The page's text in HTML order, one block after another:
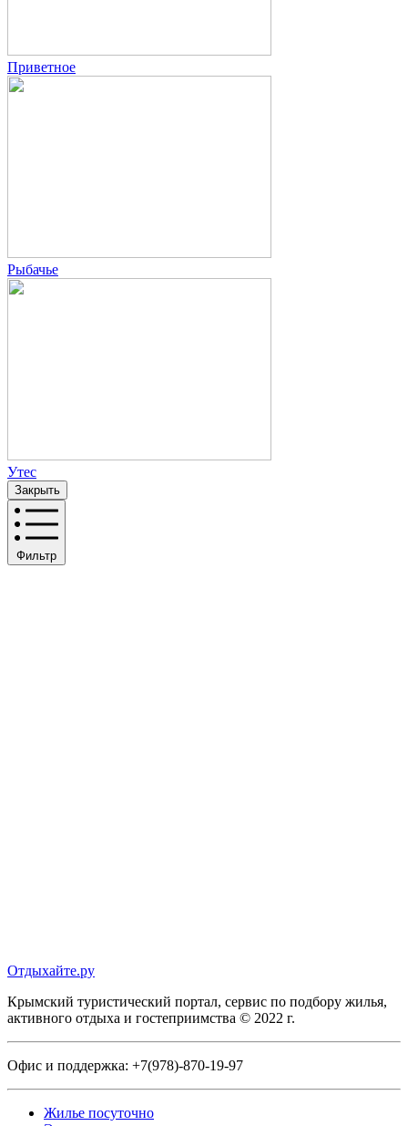
Приветное
Рыбачье
Утес
Закрыть
Фильтр
Отдыхайте.ру
Крымский туристический портал, сервис по подбору жилья,
активного отдыха и гостеприимства © 2022 г.
Офис и поддержка: +7(978)-870-19-97
Жилье посуточно